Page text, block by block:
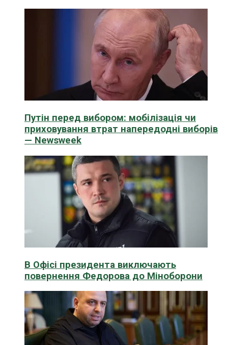
Путін перед вибором: мобілізація чи
приховування втрат напередодні виборів
— Newsweek
В Офісі президента виключають
повернення Федорова до Міноборони